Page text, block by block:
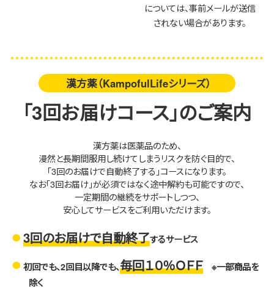
については、事前メールが送信
されない場合があります。
漢方薬（KampofulLifeシリーズ）
「3回お届けコース」のご案内
漢方薬は医薬品のため、
漫然と長期間服用し続けてしまうリスクを防ぐ目的で、
「3回のお届けで自動終了する」コースになります。
なお「3回お届け」が必須ではなく途中解約も可能ですので、
一定期間の継続をサポートしつつ、
安心してサービスをご利用いただけます。
3回のお届けで自動終了するサービス
初回でも、2回目以降でも、毎回１０％ＯＦＦ※一部商品を
除く